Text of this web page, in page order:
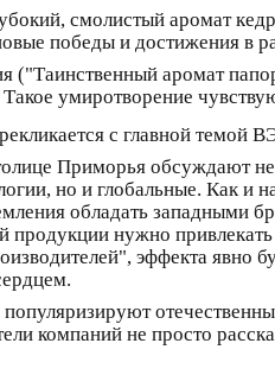
смолистый аромат
победы и достижения в
("Таинственный аромат
умиротворение
с главной
Приморья обсуждают
но и глобальные. Как
обладать западными
продукции нужно
эффекта явно
компаний не просто